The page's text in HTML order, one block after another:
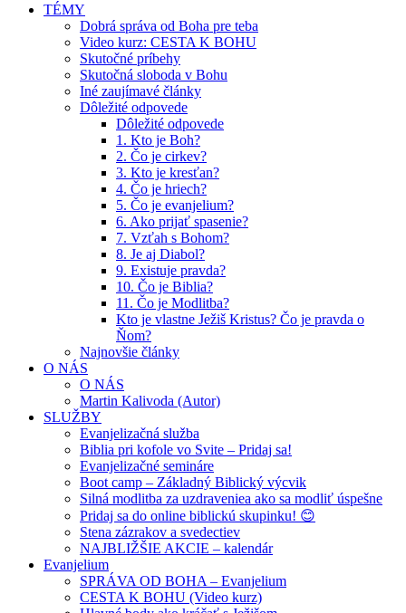
TÉMY
Dobrá správa od Boha pre teba
Video kurz: CESTA K BOHU
Skutočné príbehy
Skutočná sloboda v Bohu
Iné zaujímavé články
Dôležité odpovede
Dôležité odpovede
1. Kto je Boh?
2. Čo je cirkev?
3. Kto je kresťan?
4. Čo je hriech?
5. Čo je evanjelium?
6. Ako prijať spasenie?
7. Vzťah s Bohom?
8. Je aj Diabol?
9. Existuje pravda?
10. Čo je Biblia?
11. Čo je Modlitba?
Kto je vlastne Ježiš Kristus? Čo je pravda o
Ňom?
Najnovšie články
O NÁS
O NÁS
Martin Kalivoda (Autor)
SLUŽBY
Evanjelizačná služba
Biblia pri kofole vo Svite – Pridaj sa!
Evanjelizačné semináre
Boot camp – Základný Biblický výcvik
Silná modlitba za uzdraveniea ako sa modliť úspešne
Pridaj sa do online biblickú skupinku! 😊
Stena zázrakov a svedectiev
NAJBLIŽŠIE AKCIE – kalendár
Evanjelium
SPRÁVA OD BOHA – Evanjelium
CESTA K BOHU (Video kurz)